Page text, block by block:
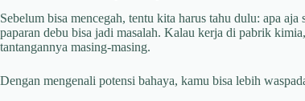
Sebelum bisa mencegah, tentu kita harus tahu dulu: apa
paparan debu bisa jadi masalah. Kalau kerja di pabrik
tantangannya masing-masing.
Dengan mengenali potensi bahaya, kamu bisa lebih